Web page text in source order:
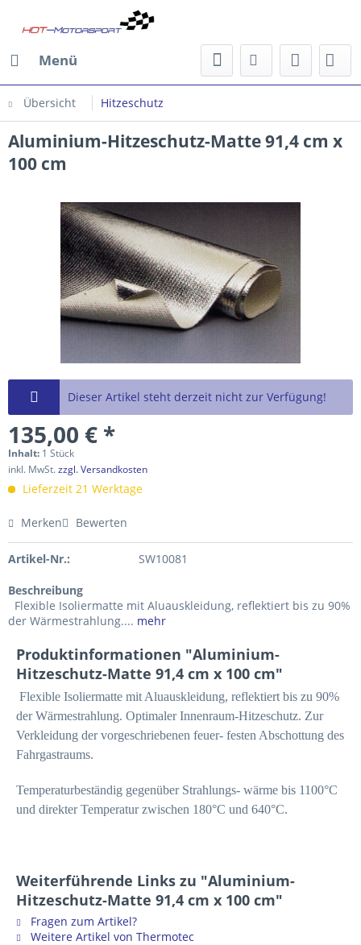
Menü
Übersicht Hitzeschutz
Aluminium-Hitzeschutz-Matte 91,4 cm x
100 cm
Dieser Artikel steht derzeit nicht zur Verfügung!
135,00 € *
Inhalt: 1 Stück
inkl. MwSt.zzgl. Versandkosten
Lieferzeit 21 Werktage
Merken Bewerten
Artikel-Nr.: SW10081
Beschreibung
Flexible Isoliermatte mit Aluauskleidung, reflektiert bis zu 90%
der Wärmestrahlung.... mehr
Produktinformationen "Aluminium-
Hitzeschutz-Matte 91,4 cm x 100 cm"
Flexible Isoliermatte mit Aluauskleidung, reflektiert bis zu 90%
der Wärmestrahlung. Optimaler Innenraum-Hitzeschutz. Zur
Verkleidung der vorgeschriebenen feuer- festen Abschottung des
Fahrgastraums.
Temperaturbeständig gegenüber Strahlungs- wärme bis 1100°C
und direkter Temperatur zwischen 180°C und 640°C.
Weiterführende Links zu "Aluminium-
Hitzeschutz-Matte 91,4 cm x 100 cm"
Fragen zum Artikel?
Weitere Artikel von Thermotec